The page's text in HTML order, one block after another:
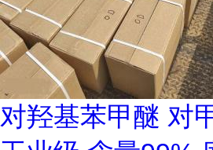
对羟基苯甲醚 对